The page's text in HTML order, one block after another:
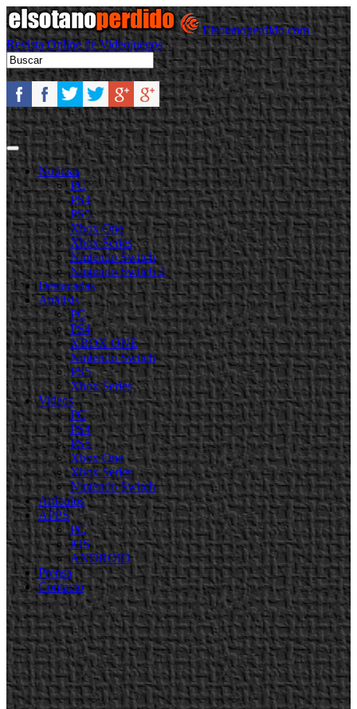
Elsotanoperdido.com -
Revista Online de Videojuegos
Noticias
PC
PS4
PS5
Xbox One
Xbox Series
Nintendo Switch
Nintendo Switch 2
Destacadas
Análisis
PC
PS4
XBOX ONE
Nintendo Switch
PS5
Xbox Series
Videos
PC
PS4
PS5
Xbox One
Xbox Series
Nintendo Switch
Artículos
APPS
PC
iOS
ANDROID
Prensa
Contacto